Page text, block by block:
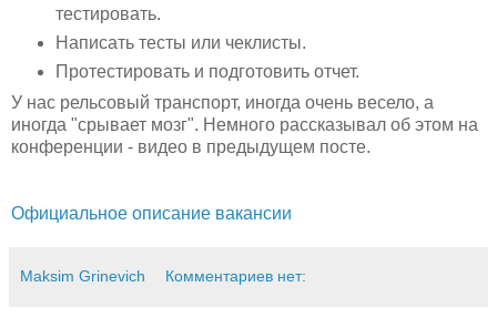
тестировать.
Написать тесты или чеклисты.
Протестировать и подготовить отчет.
У нас рельсовый транспорт, иногда очень весело, а
иногда "срывает мозг". Немного рассказывал об этом на
конференции - видео в предыдущем посте.
Официальное описание вакансии
Maksim Grinevich Комментариев нет: